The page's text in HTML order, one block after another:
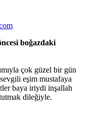
boğazdaki
çok güzel bir gün
eşim mustafaya
baya iriydi inşallah
dileğiyle.